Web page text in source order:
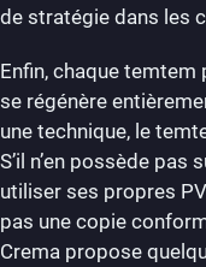
de stratégie dans les
Enfin, chaque temtem
se régénère
une technique, le
S’il n’en possède
utiliser ses propres
pas une copie
Crema propose